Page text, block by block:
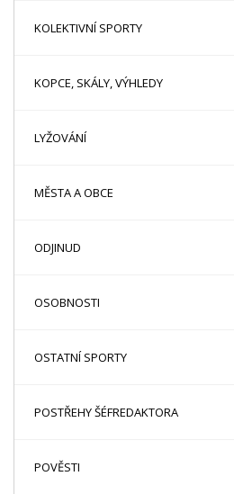
KOLEKTIVNÍ SPORTY
KOPCE, SKÁLY, VÝHLEDY
LYŽOVÁNÍ
MĚSTA A OBCE
ODJINUD
OSOBNOSTI
OSTATNÍ SPORTY
POSTŘEHY ŠÉFREDAKTORA
POVĚSTI